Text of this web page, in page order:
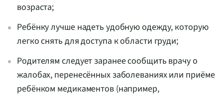
возраста;
Ребёнку лучше надеть удобную одежду, которую
легко снять для доступа к области груди;
Родителям следует заранее сообщить врачу о
жалобах, перенесённых заболеваниях или приёме
ребёнком медикаментов (например,